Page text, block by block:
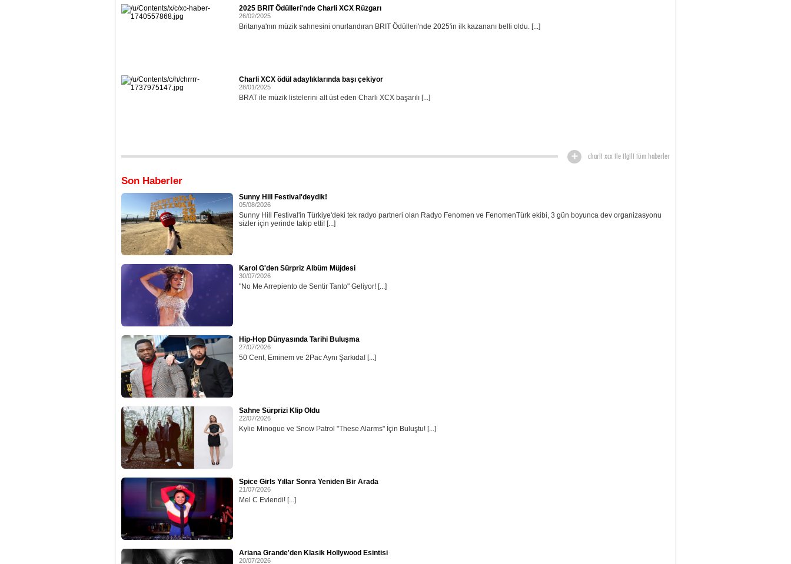
2025 BRIT Ödülleri'nde Charli XCX Rüzgarı
26/02/2025
Britanya'nın müzik sahnesini onurlandıran BRIT Ödülleri'nde 2025'in ilk kazananı belli oldu. [...]
Charli XCX ödül adaylıklarında başı çekiyor
28/01/2025
BRAT ile müzik listelerini alt üst eden Charli XCX başarılı [...]
charli xcx ile ilgili tüm haberler
Son Haberler
Sunny Hill Festival'deydik!
05/08/2026
Sunny Hill Festival'in Türkiye'deki tek radyo partneri olan Radyo Fenomen ve FenomenTürk ekibi, 3 gün boyunca dev organizasyonu
sizler için yerinde takip etti! [...]
Karol G'den Sürpriz Albüm Müjdesi
30/07/2026
"No Me Arrepiento de Sentir Tanto" Geliyor! [...]
Hip-Hop Dünyasında Tarihi Buluşma
27/07/2026
50 Cent, Eminem ve 2Pac Aynı Şarkıda! [...]
Sahne Sürprizi Klip Oldu
22/07/2026
Kylie Minogue ve Snow Patrol "These Alarms" İçin Buluştu! [...]
Spice Girls Yıllar Sonra Yeniden Bir Arada
21/07/2026
Mel C Evlendi! [...]
Ariana Grande'den Klasik Hollywood Esintisi
20/07/2026